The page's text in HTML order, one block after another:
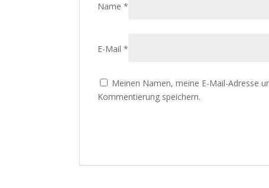
Name*
E-Mail*
Meinen Namen, meine E-Mail-Adresse
Kommentierung speichern.